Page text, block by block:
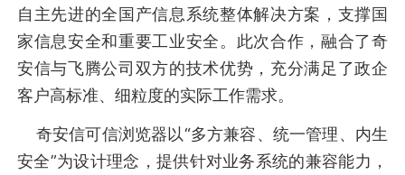
自主先进的全国产信息系统整体解决方案，支撑国
家信息安全和重要工业安全。此次合作，融合了奇
安信与飞腾公司双方的技术优势，充分满足了政企
客户高标准、细粒度的实际工作需求。
奇安信可信浏览器以“多方兼容、统一管理、内生
安全”为设计理念，提供针对业务系统的兼容能力，